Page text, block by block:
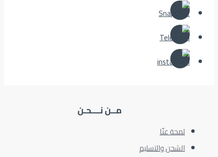
مــن نــــحـن
لمحة عنّا
الشحن والتسليم